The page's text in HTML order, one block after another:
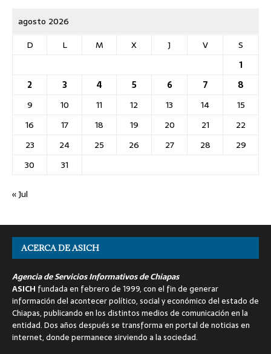
agosto 2026
D
L M X J V
S
1
2
3 4 5 6 7
8
9
10 11 12 13 14
15
16
17 18 19 20 21
22
23
24 25 26 27 28
29
30
31
« Jul
ACERCA DE ASICH
Agencia de Servicios Informativos de Chiapas
ASICH fundada en febrero de 1999, con el fin de generar
información del acontecer político, social y económico del estado de
Chiapas, publicando en los distintos medios de comunicación en la
entidad. Dos años después se transforma en portal de noticias en
internet, donde permanece sirviendo a la sociedad.